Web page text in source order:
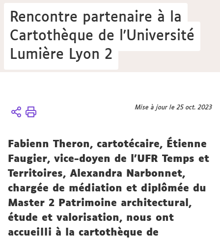
Rencontre partenaire à la
Cartothèque de l'Université
Lumière Lyon 2
Vous
Accueil Mise à jour le 25 oct. 2023
Fabienn Theron, cartotécaire, Étienne
Faugier, vice-doyen de l’UFR Temps et
Territoires, Alexandra Narbonnet,
chargée de médiation et diplômée du
Master 2 Patrimoine architectural,
étude et valorisation, nous ont
accueilli à la cartothèque de